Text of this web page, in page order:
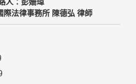
人：彭姍瑋
際法律事務所 陳德弘 律師